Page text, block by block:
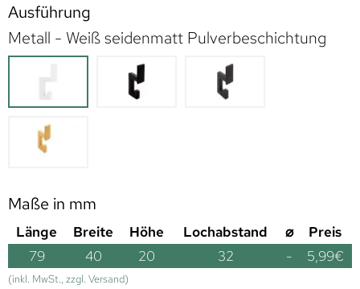
Ausführung
Metall - Weiß seidenmatt Pulverbeschichtung
Maße in mm
Länge Breite Höhe Lochabstand ⌀
Preis
79
40 20 32 - 5,99€
(inkl. MwSt., zzgl. Versand)